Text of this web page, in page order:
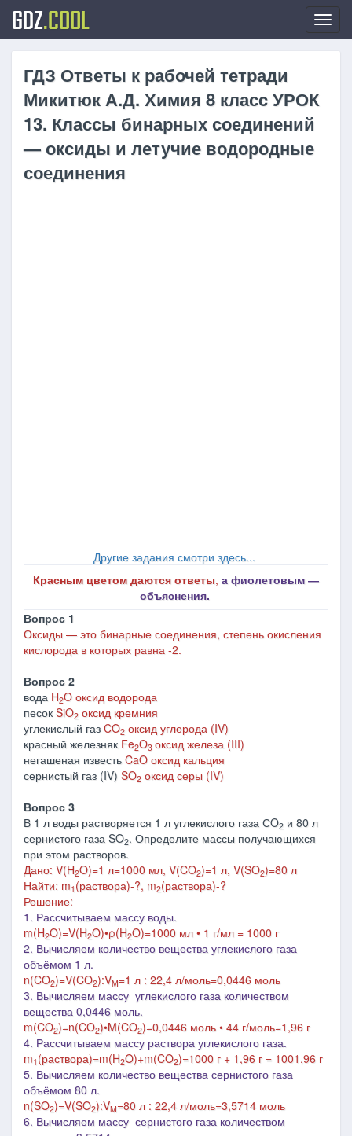
GDZ.COOL
ГДЗ Ответы к рабочей тетради
Микитюк А.Д. Химия 8 класc УРОК
13. Классы бинарных соединений
— оксиды и летучие водородные
соединения
Другие задания смотри здесь...
Красным цветом даются ответы, а фиолетовым ―
объяснения.
Вопрос 1
Оксиды — это бинарные соединения, степень окисления
кислорода в которых равна -2.
Вопрос 2
вода H2O оксид водорода
песок SiO2 оксид кремния
углекислый газ CO2 оксид углерода (IV)
красный железняк Fe2O3 оксид железа (III)
негашеная известь CaO оксид кальция
сернистый газ (IV) SO2 оксид серы (IV)
Вопрос 3
В 1 л воды растворяется 1 л углекислого газа СO2 и 80 л
сернистого газа SO2. Определите массы получающихся
при этом растворов.
Дано: V(H2O)=1 л=1000 мл, V(CO2)=1 л, V(SO2)=80 л
Найти: m1 (раствора)-?, m2(раствора)-?
Решение:
1. Рассчитываем массу воды.
m(H2O)=V(H2O)•ρ(H2O)=1000 мл • 1 г/мл = 1000 г
2. Вычисляем количество вещества углекислого газа
объёмом 1 л.
n(CO2)=V(CO2):VM=1 л : 22,4 л/моль=0,0446 моль
3. Вычисляем массу углекислого газа количеством
вещества 0,0446 моль.
m(CO2)=n(CO2)•M(CO2)=0,0446 моль • 44 г/моль=1,96 г
4. Рассчитываем массу раствора углекислого газа.
m1 (раствора)=m(H2O)+m(CO2)=1000 г + 1,96 г = 1001,96 г
5. Вычисляем количество вещества сернистого газа
объёмом 80 л.
n(SO2)=V(SO2):VM=80 л : 22,4 л/моль=3,5714 моль
6. Вычисляем массу сернистого газа количеством